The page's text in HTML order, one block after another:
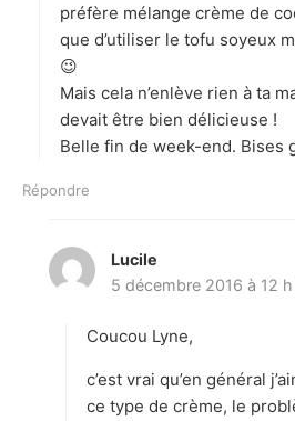
préfère mélange crème de
que d’utiliser le tofu soyeux
😉
Mais cela n’enlève rien à ta
devait être bien délicieuse !
Belle fin de week-end. Bises
Répondre
Lucile
i
5 décembre 2016 à 12
Coucou Lyne,
c’est vrai qu’en général
ce type de crème, le